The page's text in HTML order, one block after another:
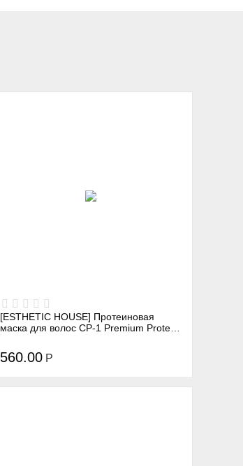
[ESTHETIC HOUSE] Протеиновая
маска для волос CP-1 Premium Protein
560.00 Р